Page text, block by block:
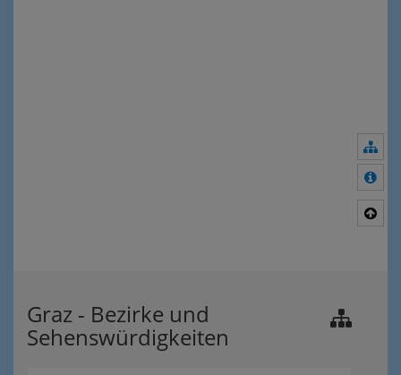
Graz - Bezirke und
Sehenswürdigkeiten